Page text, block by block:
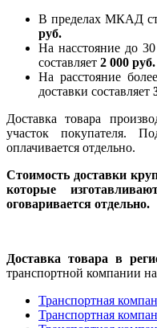
В пределах МКАД
руб.
На насcтояние до
составляет 2 000 руб.
На расстояние
доставки составляет
Доставка товара
участок покупателя.
оплачивается отдельно.
Стоимость доставки
которые
оговаривается отдельно.
Доставка товара в
транспортной компании
Транспортная
Транспортная